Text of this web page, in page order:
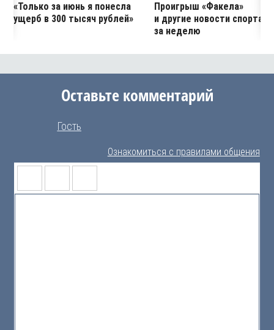
«Только за июнь я понесла
ущерб в 300 тысяч рублей»
Проигрыш «Факела»
и другие новости спорта
за неделю
Оставьте комментарий
Гость
Ознакомиться с правилами общения